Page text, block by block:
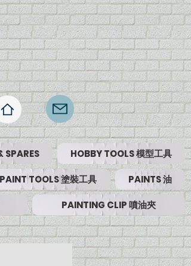
SPARES HOBBY TOOLS 模型工具
PAINT TOOLS 塗裝工具 PAINTS 油
PAINTING CLIP 噴油夾